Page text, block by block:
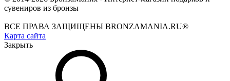
сувениров из бронзы
ВСЕ ПРАВА ЗАЩИЩЕНЫ BRONZAMANIA.RU®
Карта сайта
Закрыть